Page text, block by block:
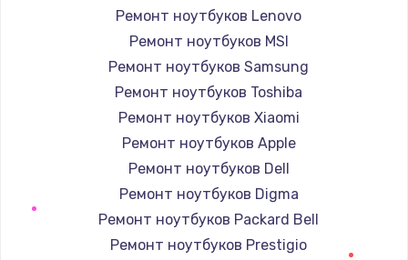
Замена материнской платы
1890 руб.
Заказать
Ремонт ноутбуков Lenovo
Ремонт ноутбуков MSI
Ремонт ноутбуков Samsung
Ремонт ноутбуков Toshiba
Ремонт ноутбуков Xiaomi
Ремонт ноутбуков Apple
Ремонт ноутбуков Dell
Ремонт ноутбуков Digma
Ремонт ноутбуков Packard Bell
Ремонт ноутбуков Prestigio